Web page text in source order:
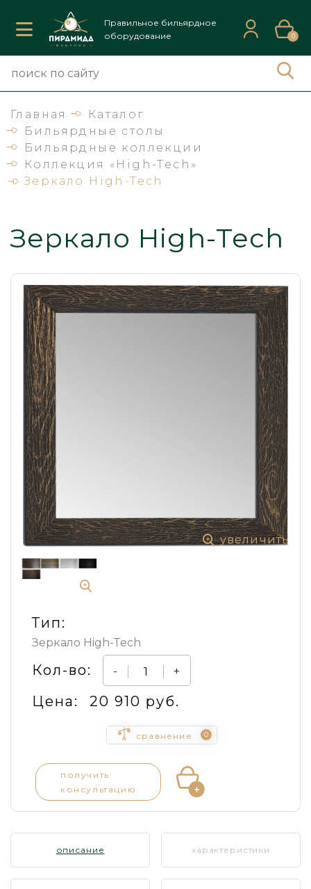
Правильное бильярдное
оборудование
0
Главная
Каталог
Бильярдные столы
Бильярдные коллекции
Коллекция «High-Tech»
Зеркало High-Tech
Зеркало High-Tech
увеличить
Тип:
Зеркало High-Tech
Кол-во: - +
Цена: 20 910 руб.
сравнение 0
получить
консультацию
описание характеристики